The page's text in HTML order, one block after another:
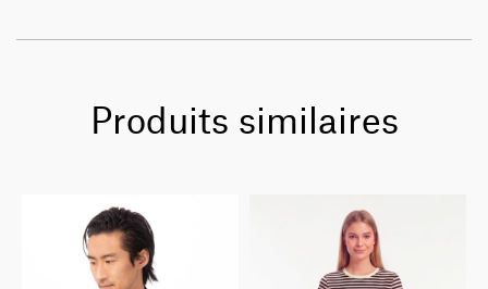
Produits similaires